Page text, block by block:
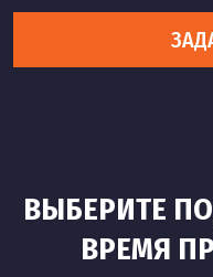
ВЫБЕРИТЕ
ВРЕМЯ